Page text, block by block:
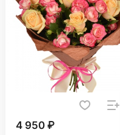
4 950 ₽